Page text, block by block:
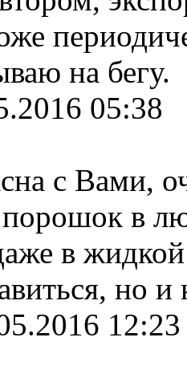
на бегу.
05:38
с Вами,
в
в жидкой
но
12:23